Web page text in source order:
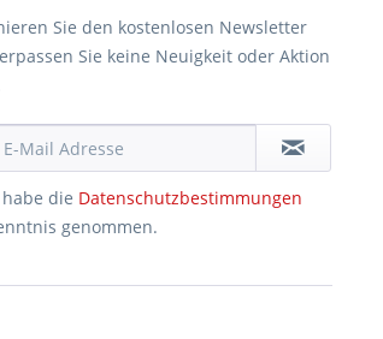
Sie den kostenlosen Newsletter
Sie keine Neuigkeit oder Aktion
die Datenschutzbestimmungen
genommen.